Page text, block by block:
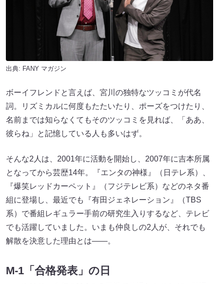
出典: FANY マガジン
ボーイフレンドと言えば、宮川の独特なツッコミが代名
詞。リズミカルに何度もたたいたり、ポーズをつけたり、
名前までは知らなくてもそのツッコミを見れば、「ああ、
彼らね」と記憶している人も多いはず。
そんな2人は、2001年に活動を開始し、2007年に吉本所属
となってから芸歴14年。『エンタの神様』（日テレ系）、
『爆笑レッドカーペット』（フジテレビ系）などのネタ番
組に登場し、最近でも『有田ジェネレーション』（TBS
系）で番組レギュラー手前の研究生入りするなど、テレビ
でも活躍していました。いまも仲良しの2人が、それでも
解散を決意した理由とは――。
M-1「合格発表」の日